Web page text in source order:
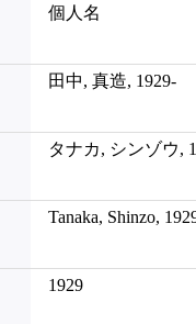
個人名
田中, 真造, 1929-
タナカ, シンゾウ,
Tanaka, Shinzo,
1929